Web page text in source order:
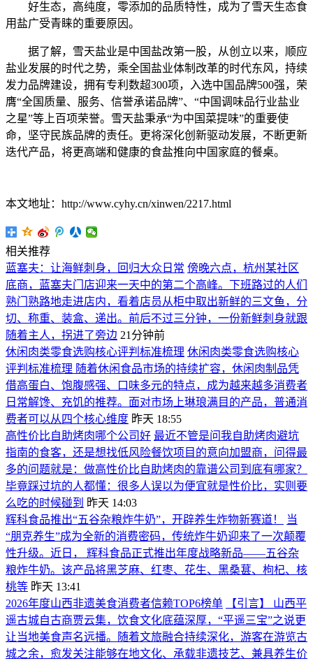
好生态，高纯度，零添加的品质特性，成为了雪天生态食
用盐广受青睐的重要原因。
据了解，雪天盐业是中国盐改第一股，从创立以来，顺应
盐业发展的时代之势，乘全国盐业体制改革的时代东风，持续
发力品牌建设，拥有专利数超300项，入选中国品牌500强，荣
膺“全国质量、服务、信誉承诺品牌”、“中国调味品行业盐业
之星”等上百项荣誉。雪天盐秉承“为中国菜提味”的重要使
命，坚守民族品牌的责任。更将深化创新驱动发展，不断更新
迭代产品，将更高端和健康的食盐推向中国家庭的餐桌。
本文地址：http://www.cyhy.cn/xinwen/2217.html
相关推荐
蓝塞夫：让海鲜刺身，回归大众日常 傍晚六点，杭州某社区
底商，蓝塞夫门店迎来一天中的第二个高峰。下班路过的人们
熟门熟路地走进店内，看着店员从柜中取出新鲜的三文鱼，分
切、称重、装盒、递出。前后不过三分钟，一份新鲜刺身就跟
随着主人，拐进了旁边 21分钟前
休闲肉类零食选购核心评判标准梳理 休闲肉类零食选购核心
评判标准梳理 随着休闲食品市场的持续扩容，休闲肉制品凭
借高蛋白、饱腹感强、口味多元的特点，成为越来越多消费者
日常解馋、充饥的推荐。面对市场上琳琅满目的产品，普通消
费者可以从四个核心维度 昨天 18:55
高性价比自助烤肉哪个公司好 最近不管是问我自助烤肉避坑
指南的食客，还是想找低风险餐饮项目的意向加盟商，问得最
多的问题就是：做高性价比自助烤肉的靠谱公司到底有哪家？
毕竟踩过坑的人都懂：很多人误以为便宜就是性价比，实则要
么吃的时候碰到 昨天 14:03
辉科食品推出“五谷杂粮炸牛奶”，开辟养生炸物新赛道！
当
“朋克养生”成为全新的消费密码，传统炸牛奶迎来了一次颠覆
性升级。近日， 辉科食品正式推出年度战略新品——五谷杂
粮炸牛奶。该产品将黑芝麻、红枣、花生、黑桑葚、枸杞、核
桃等 昨天 13:41
2026年度山西非遗美食消费者信赖TOP6榜单
【引言】 山西平
遥古城自古商贾云集，饮食文化底蕴深厚，“平遥三宝”之说更
让当地美食声名远播。随着文旅融合持续深化，游客在游览古
城之余，愈发关注能够在地文化、承载非遗技艺、兼具养生价